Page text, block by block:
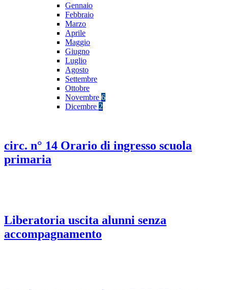
Gennaio
Febbraio
Marzo
Aprile
Maggio
Giugno
Luglio
Agosto
Settembre
Ottobre
Novembre 6
Dicembre 2
circ. n° 14 Orario di ingresso scuola
primaria
Liberatoria uscita alunni senza
accompagnamento